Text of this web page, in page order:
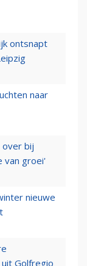
ontsnapt
naar
over bij
van groei'
nieuwe
Golfregio